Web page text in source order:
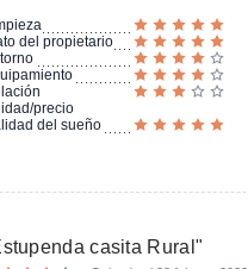
del propietario
precio
del sueño
casita Rural "